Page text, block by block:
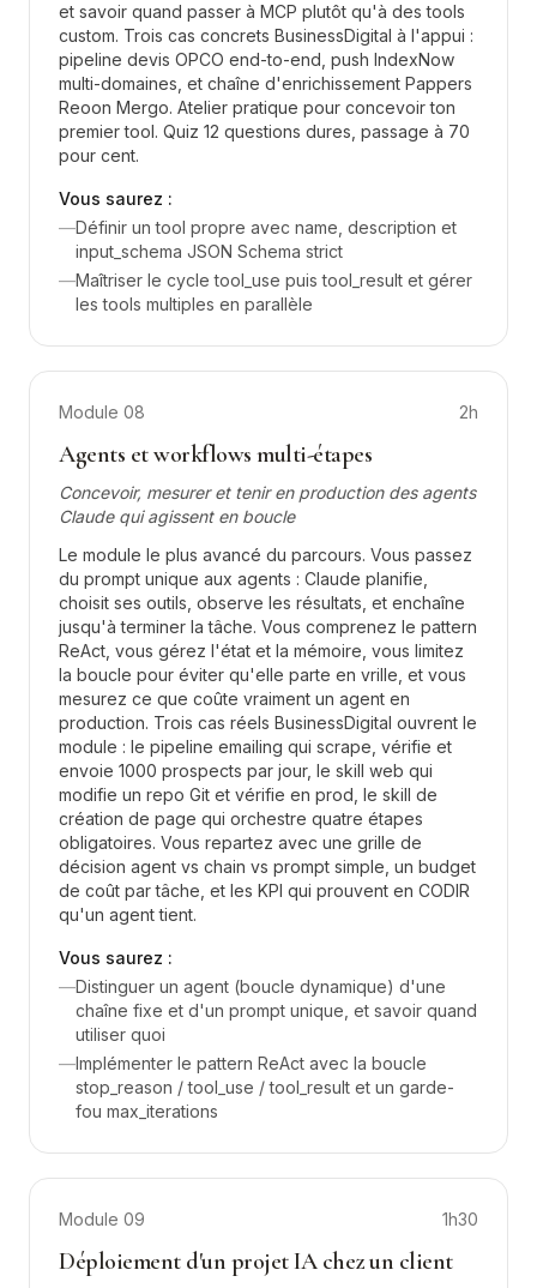
et savoir quand passer à MCP plutôt qu'à des tools
custom. Trois cas concrets BusinessDigital à l'appui :
pipeline devis OPCO end-to-end, push IndexNow
multi-domaines, et chaîne d'enrichissement Pappers
Reoon Mergo. Atelier pratique pour concevoir ton
premier tool. Quiz 12 questions dures, passage à 70
pour cent.
Vous saurez :
—Définir un tool propre avec name, description et
input_schema JSON Schema strict
—Maîtriser le cycle tool_use puis tool_result et gérer
les tools multiples en parallèle
Module 08 2h
Agents et workflows multi-étapes
Concevoir, mesurer et tenir en production des agents
Claude qui agissent en boucle
Le module le plus avancé du parcours. Vous passez
du prompt unique aux agents : Claude planifie,
choisit ses outils, observe les résultats, et enchaîne
jusqu'à terminer la tâche. Vous comprenez le pattern
ReAct, vous gérez l'état et la mémoire, vous limitez
la boucle pour éviter qu'elle parte en vrille, et vous
mesurez ce que coûte vraiment un agent en
production. Trois cas réels BusinessDigital ouvrent le
module : le pipeline emailing qui scrape, vérifie et
envoie 1000 prospects par jour, le skill web qui
modifie un repo Git et vérifie en prod, le skill de
création de page qui orchestre quatre étapes
obligatoires. Vous repartez avec une grille de
décision agent vs chain vs prompt simple, un budget
de coût par tâche, et les KPI qui prouvent en CODIR
qu'un agent tient.
Vous saurez :
—Distinguer un agent (boucle dynamique) d'une
chaîne fixe et d'un prompt unique, et savoir quand
utiliser quoi
—Implémenter le pattern ReAct avec la boucle
stop_reason / tool_use / tool_result et un garde-
fou max_iterations
Module 09 1h30
Déploiement d'un projet IA chez un client